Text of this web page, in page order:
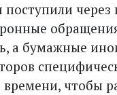
через
а бумажные
чтобы